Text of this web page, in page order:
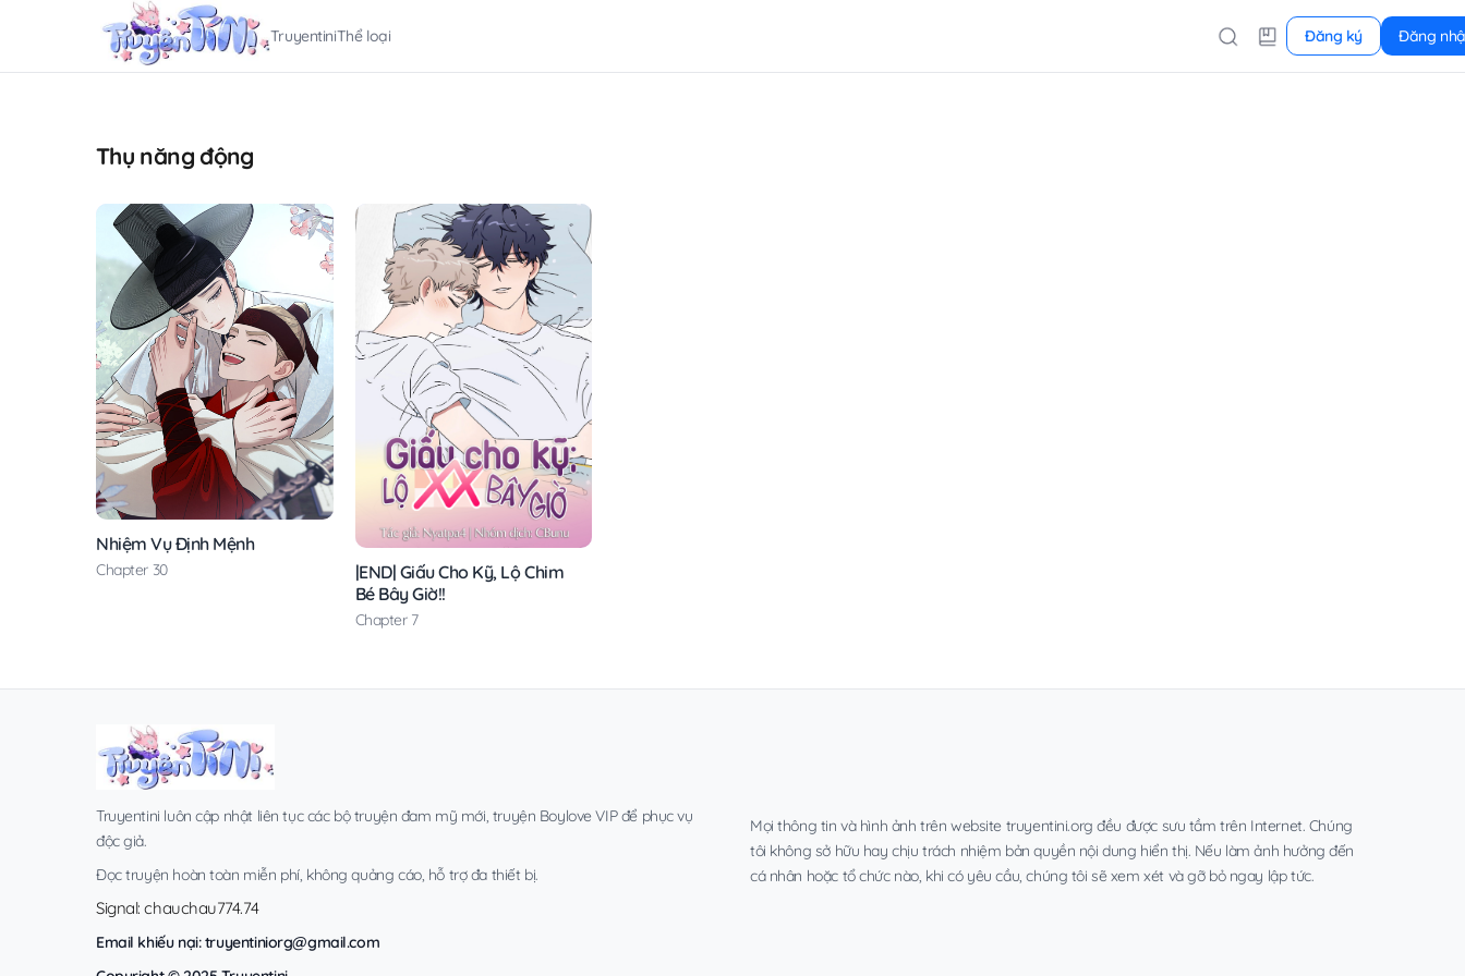
TruyentiniThể loại Đăng ký Đăng
Thụ năng động
Nhiệm Vụ Định Mệnh
Chapter 30
|END| Giấu Cho Kỹ, Lộ Chim
Bé Bây Giờ!!
Chapter 7
Truyentini luôn cập nhật liên tục các bộ truyện đam mỹ mới, truyện Boylove VIP để phục vụ
độc giả.
Đọc truyện hoàn toàn miễn phí, không quảng cáo, hỗ trợ đa thiết bị.
Signal: chauchau774.74
Email khiếu nại:truyentiniorg@gmail.com
Mọi thông tin và hình ảnh trên website truyentini.org đều được sưu tầm trên Internet. Chúng
tôi không sở hữu hay chịu trách nhiệm bản quyền nội dung hiển thị. Nếu làm ảnh hưởng đến
cá nhân hoặc tổ chức nào, khi có yêu cầu, chúng tôi sẽ xem xét và gỡ bỏ ngay lập tức.